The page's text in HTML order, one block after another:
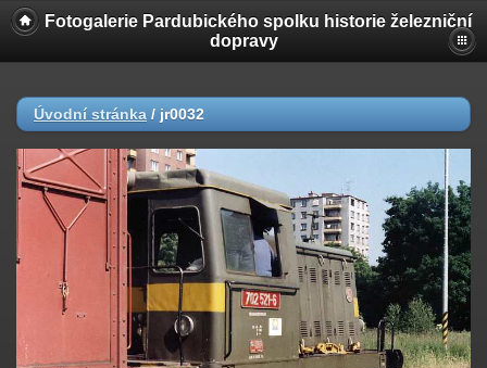
Fotogalerie Pardubického spolku historie železniční
dopravy
Úvodní stránka / jr0032